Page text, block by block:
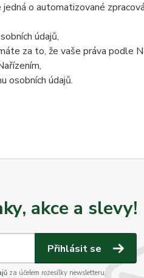
o automatizované
údajů,
za to, že vaše práva podle
osobních údajů.
akce a slevy!
Přihlásit se
za účelem rozesílky newsletteru.